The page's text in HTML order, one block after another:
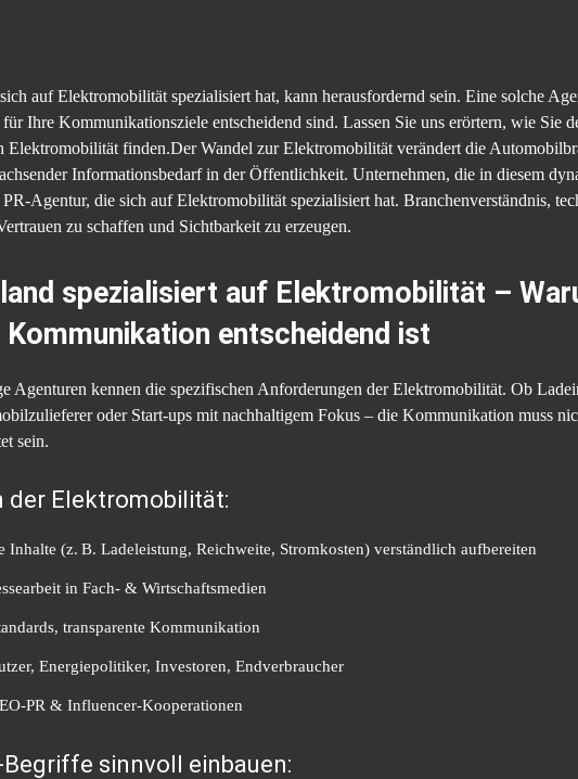
auf Elektromobilität spezialisiert hat, kann herausfordernd sein. Eine solche
Ihre Kommunikationsziele entscheidend sind. Lassen Sie uns erörtern, wie Sie
finden.Der Wandel zur Elektromobilität verändert die
Informationsbedarf in der Öffentlichkeit. Unternehmen, die in diesem
Agentur, die sich auf Elektromobilität spezialisiert hat. Branchenverständnis,
zu schaffen und Sichtbarkeit zu erzeugen.
spezialisiert auf Elektromobilität –
entscheidend ist
Agenturen kennen die spezifischen Anforderungen der Elektromobilität. Ob
oder Start-ups mit nachhaltigem Fokus – die Kommunikation muss
sein.
der Elektromobilität:
Inhalte (z. B. Ladeleistung, Reichweite, Stromkosten) verständlich aufbereiten
in Fach- & Wirtschaftsmedien
transparente Kommunikation
Energiepolitiker, Investoren, Endverbraucher
PR & Influencer-Kooperationen
sinnvoll einbauen: